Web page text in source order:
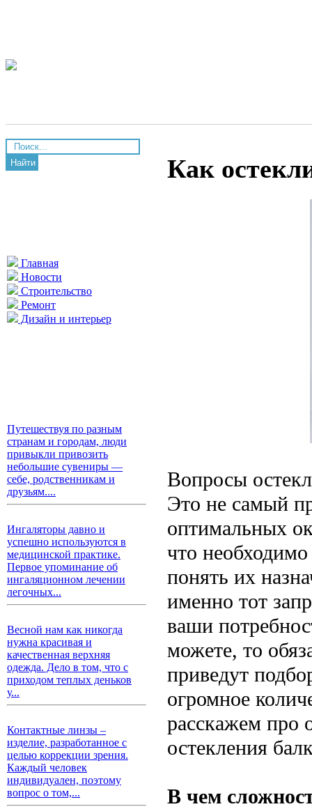
Найти
Главная
Новости
Строительство
Ремонт
Дизайн и интерьер
Путешествуя по разным
странам и городам, люди
привыкли привозить
небольшие сувениры —
себе, родственникам и
друзьям....
Ингаляторы давно и
успешно используются в
медицинской практике.
Первое упоминание об
ингаляционном лечении
легочных...
Весной нам как никогда
нужна красивая и
качественная верхняя
одежда. Дело в том, что с
приходом теплых деньков
у...
Контактные линзы –
изделие, разработанное с
целью коррекции зрения.
Каждый человек
индивидуален, поэтому
вопрос о том,...
Как
Вопросы
Это не самый
оптимальных
что необходимо
понять их
именно тот
ваши
можете, то
приведут
огромное
расскажем про
остекления
В чем